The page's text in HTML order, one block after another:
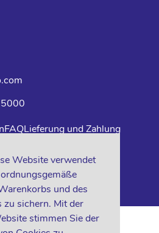
Website verwendet
und des
sichern. Mit der
stimmen Sie der
FAQLieferung und Zahlung